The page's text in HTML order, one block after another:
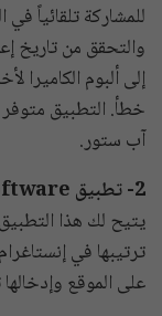
للمشاركة تلقائياً في
والتحقق من تاريخ
إلى ألبوم
خطأ. التطبيق
آب ستور.
2- تطبيق Sepia Software:
يتيح لك هذا
ترتيبها في
على الموقع